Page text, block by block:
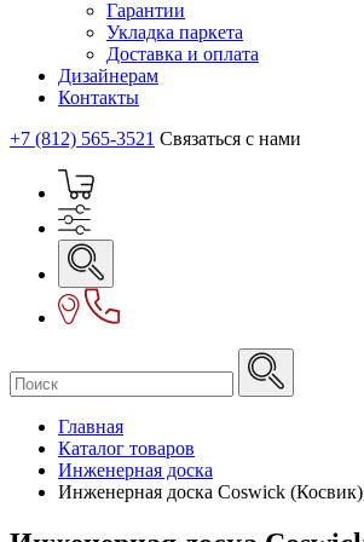
Гарантии
Укладка паркета
Доставка и оплата
Дизайнерам
Контакты
+7 (812) 565-3521 Связаться с нами
Главная
Каталог товаров
Инженерная доска
Инженерная доска Coswick